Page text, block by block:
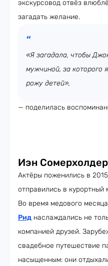
экскурсовод отвёз
загадать желание.
«Я загадала, чтобы
мужчиной, за которого
рожу детей»,
— поделилась
Иэн
Актёры поженились в 2015
отправились в курортный
Во время медового месяца
Рид наслаждались не
компанией друзей.
свадебное путешествие
насыщенным: они